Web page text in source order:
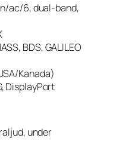
ac/6, dual-band,
BDS, GALILEO
Kanada)
DisplayPort
under